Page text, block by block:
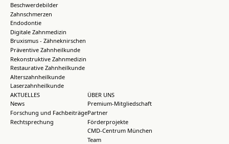
Beschwerdebilder
Zahnschmerzen
Endodontie
Digitale Zahnmedizin
Bruxismus - Zähneknirschen
Präventive Zahnheilkunde
Rekonstruktive Zahnmedizin
Restaurative Zahnheilkunde
Alterszahnheilkunde
Laserzahnheilkunde
AKTUELLES
News
Forschung und Fachbeiträge
Rechtsprechung
ÜBER UNS
Premium-Mitgliedschaft
Partner
Förderprojekte
CMD-Centrum München
Team